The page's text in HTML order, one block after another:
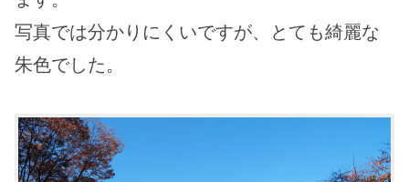
写真では分かりにくいですが、とても綺麗な
朱色でした。